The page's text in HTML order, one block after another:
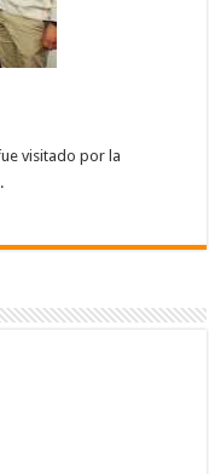
visitado por la